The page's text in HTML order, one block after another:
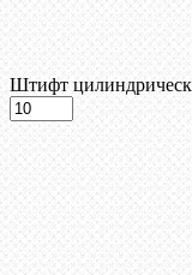
Штифт